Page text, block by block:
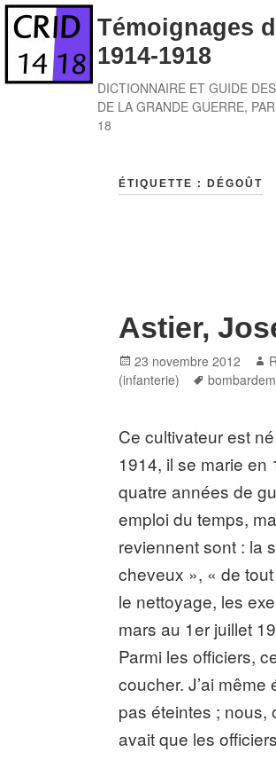
Skip
content
Témoignages
1914-1918
DICTIONNAIRE ET GUIDE
DE LA GRANDE GUERRE,
18
ÉTIQUETTE : DÉGOÛT
Astier,
Posted
on
23 novembre 2012
(infanterie)
Tags
Ce cultivateur est
1914, il se marie
quatre années de
emploi du temps,
reviennent sont : la
cheveux », « de
le nettoyage, les
mars au 1er juillet
Parmi les officiers,
coucher. J’ai
pas éteintes ; nous,
avait que les